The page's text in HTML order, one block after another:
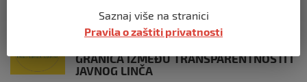
USK
GRANICA IZMEĐU TRANSPARENTNOSTI I
JAVNOG LINČA
Saznaj više na stranici
Pravila o zaštiti privatnosti